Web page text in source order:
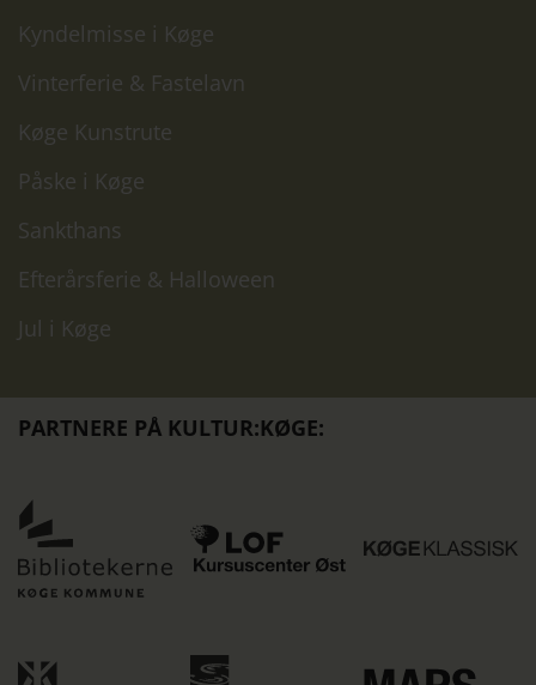
Kyndelmisse i Køge
Vinterferie & Fastelavn
Køge Kunstrute
Påske i Køge
Sankthans
Efterårsferie & Halloween
Jul i Køge
PARTNERE PÅ KULTUR:KØGE:
Bibliotekerne
er
Kultur:Køge
Kursuscenter
Kunstforening
Køge